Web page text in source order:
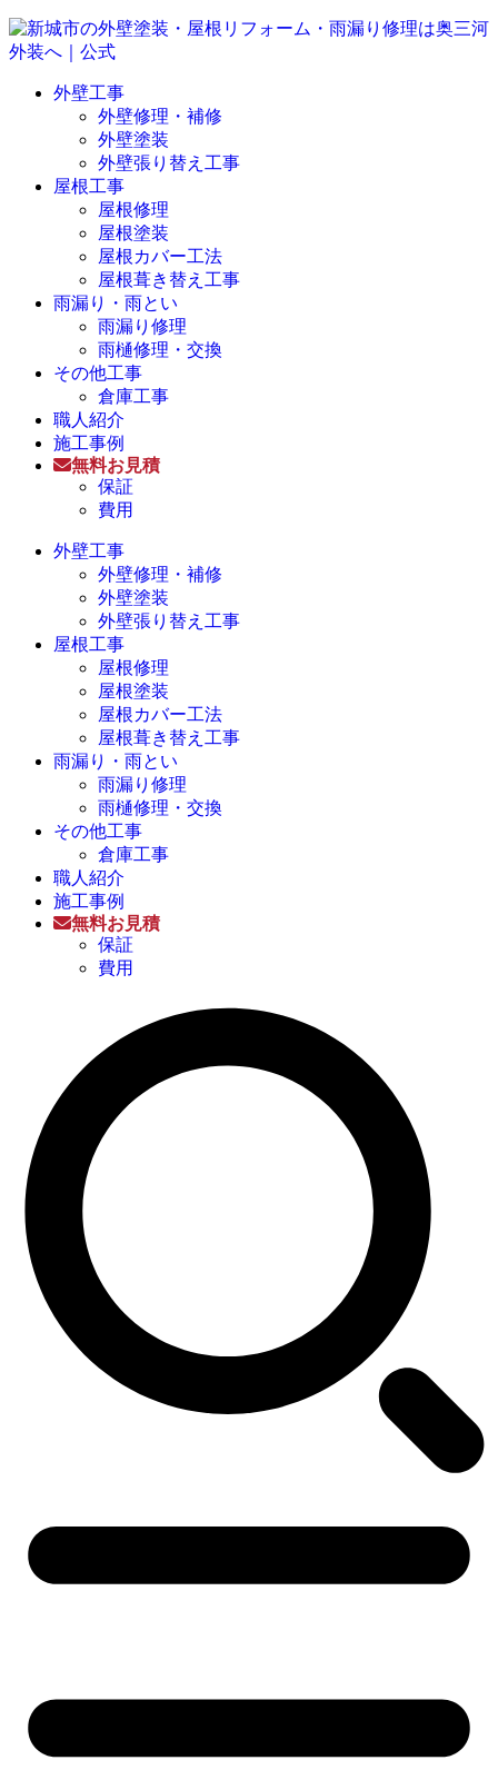
外壁工事
外壁修理・補修
外壁塗装
外壁張り替え工事
屋根工事
屋根修理
屋根塗装
屋根カバー工法
屋根葺き替え工事
雨漏り・雨とい
雨漏り修理
雨樋修理・交換
その他工事
倉庫工事
職人紹介
施工事例
無料お見積
保証
費用
外壁工事
外壁修理・補修
外壁塗装
外壁張り替え工事
屋根工事
屋根修理
屋根塗装
屋根カバー工法
屋根葺き替え工事
雨漏り・雨とい
雨漏り修理
雨樋修理・交換
その他工事
倉庫工事
職人紹介
施工事例
無料お見積
保証
費用